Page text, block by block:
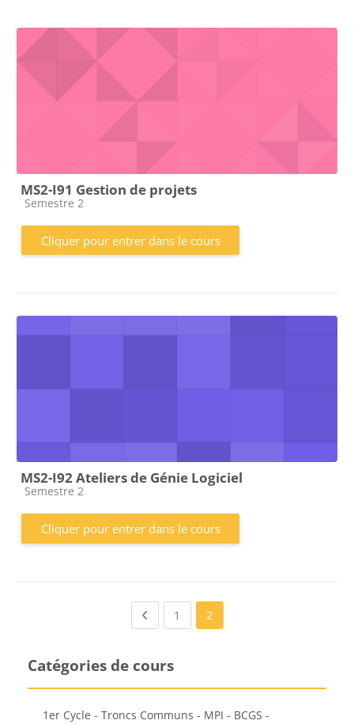
MS2-I91 Gestion de projets
Catégorie de cours
Semestre 2
Cliquer pour entrer dans le cours
MS2-I92 Ateliers de Génie Logiciel
Catégorie de cours
Semestre 2
Cliquer pour entrer dans le cours
Previous page
1 (current)
2
Catégories de cours
1er Cycle - Troncs Communs - MPI - BCGS -